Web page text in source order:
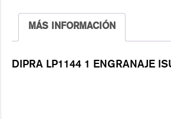
MÁS INFORMACIÓN
DIPRA LP1144 1 ENGRANAJE